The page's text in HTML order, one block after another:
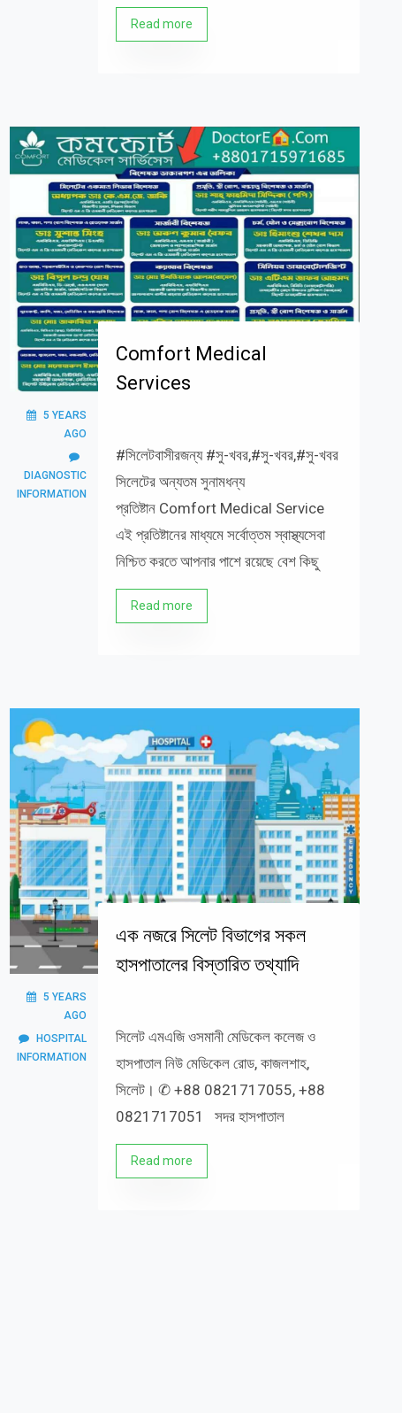
Read more
5 YEARS
AGO
DIAGNOSTIC
INFORMATION
Comfort Medical
Services
#সিলেটবাসীরজন্য #সু-খবর,#সু-খবর,#সু-খবর
সিলেটের অন্যতম সুনামধন্য
প্রতিষ্টান Comfort Medical Service
এই প্রতিষ্টানের মাধ্যমে সর্বোত্তম স্বাস্থ্যসেবা
নিশ্চিত করতে আপনার পাশে রয়েছে বেশ কিছু
Read more
5 YEARS
AGO
HOSPITAL
INFORMATION
এক নজরে সিলেট বিভাগের সকল
হাসপাতালের বিস্তারিত তথ্যাদি
সিলেট এমএজি ওসমানী মেডিকেল কলেজ ও
হাসপাতাল নিউ মেডিকেল রোড, কাজলশাহ,
সিলেট। ✆ +88 0821717055, +88
0821717051 সদর হাসপাতাল
Read more